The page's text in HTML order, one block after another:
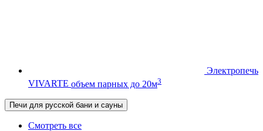
Электропечь
VIVARTE объем парных до 20м3
Печи для русской бани и сауны
Смотреть все